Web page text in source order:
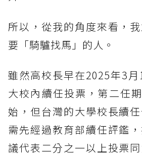
所以，從我的角度來看，
要「騎驢找馬」的人。
雖然高校長早在2025年3
大校內續任投票，第二任
始，但台灣的大學校長續
需先經過教育部續任評鑑
議代表二分之一以上投票